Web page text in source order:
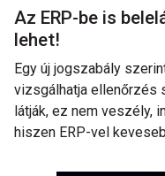
Az ERP-be is
lehet!
Egy új jogszabály
vizsgálhatja ellenőrzés
látják, ez nem veszély,
hiszen ERP-vel